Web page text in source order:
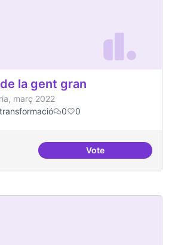
la gent gran
març 2022
0 0
VoteSocialització de la